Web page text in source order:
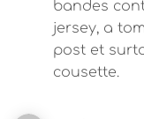
bandes
jersey, a
post et
cousette.